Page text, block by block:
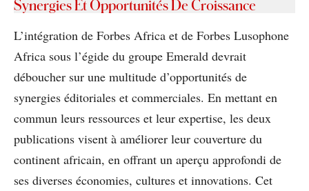
Synergies Et Opportunités De Croissance
L’intégration de Forbes Africa et de Forbes Lusophone
Africa sous l’égide du groupe Emerald devrait
déboucher sur une multitude d’opportunités de
synergies éditoriales et commerciales. En mettant en
commun leurs ressources et leur expertise, les deux
publications visent à améliorer leur couverture du
continent africain, en offrant un aperçu approfondi de
ses diverses économies, cultures et innovations. Cet